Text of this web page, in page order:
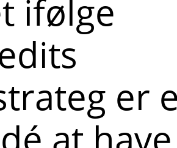
ifølge
er